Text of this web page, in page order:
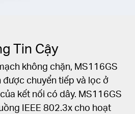
Tin Cậy
không chặn, MS116GS
chuyển tiếp và lọc ở
kết nối có dây. MS116GS
IEEE 802.3x cho hoạt